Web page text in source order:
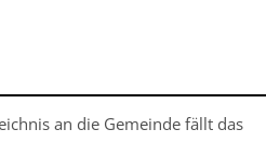
an die Gemeinde fällt das